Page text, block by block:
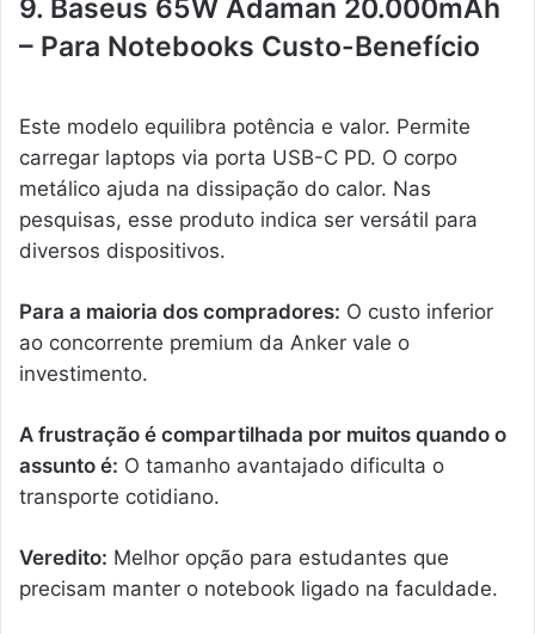
9. Baseus 65W Adaman 20.000mAh
– Para Notebooks Custo-Benefício
Este modelo equilibra potência e valor. Permite
carregar laptops via porta USB-C PD. O corpo
metálico ajuda na dissipação do calor. Nas
pesquisas, esse produto indica ser versátil para
diversos dispositivos.
Para a maioria dos compradores: O custo inferior
ao concorrente premium da Anker vale o
investimento.
A frustração é compartilhada por muitos quando o
assunto é: O tamanho avantajado dificulta o
transporte cotidiano.
Veredito: Melhor opção para estudantes que
precisam manter o notebook ligado na faculdade.